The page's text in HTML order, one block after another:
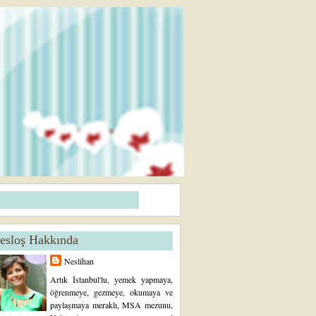
Hakkında
Neslihan
Artık İstanbul'lu, yemek yapmaya,
öğrenmeye, gezmeye, okumaya ve
paylaşmaya meraklı, MSA mezunu,